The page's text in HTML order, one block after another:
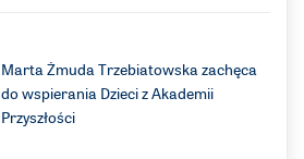
Marta Żmuda Trzebiatowska zachęca
do wspierania Dzieci z Akademii
Przyszłości